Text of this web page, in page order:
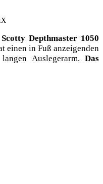
Scot­ty Depth­mas­ter 1050
einen in Fuß anzei­gen­den
Aus­le­ger­arm. Das